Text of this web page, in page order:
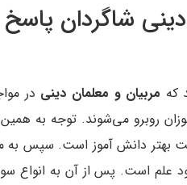
شاگردان
که مربیان و معلمان دینی در
روبرو می‌شوند. توجه به
بهتر دانش آموز است. سپس به
علم است. پس از آن به انواع